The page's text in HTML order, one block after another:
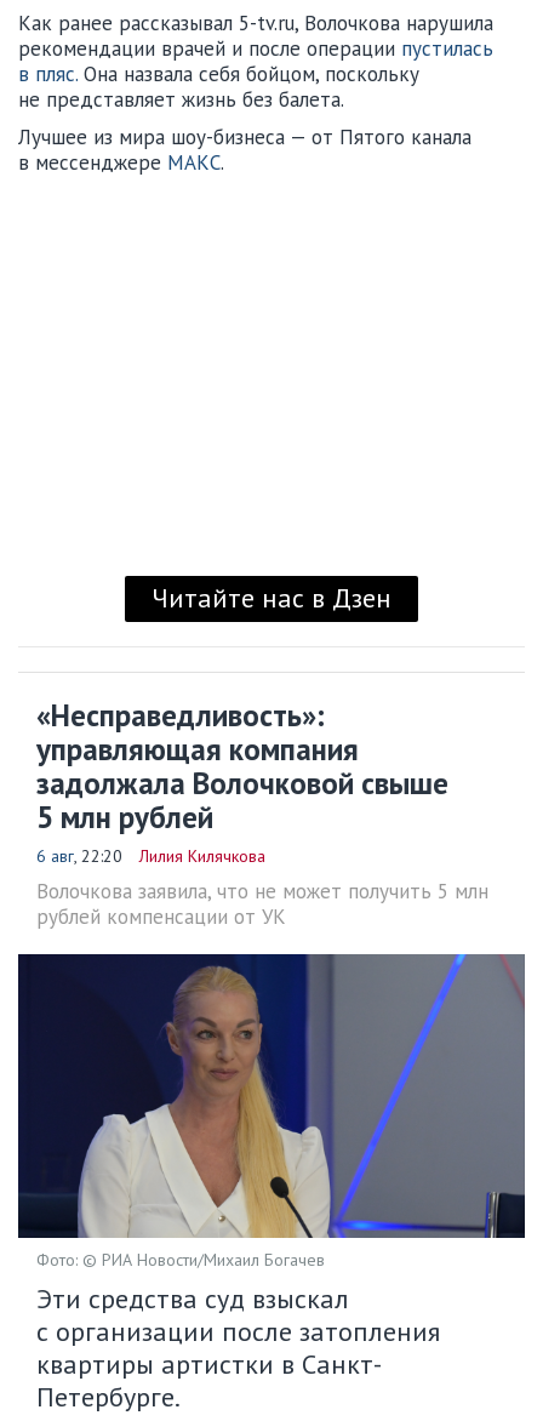
Как ранее рассказывал 5-tv.ru, Волочкова нарушила
рекомендации врачей и после операции пустилась
в пляс. Она назвала себя бойцом, поскольку
не представляет жизнь без балета.
Лучшее из мира шоу-бизнеса — от Пятого канала
в мессенджере МАКС.
Читайте нас в Дзен